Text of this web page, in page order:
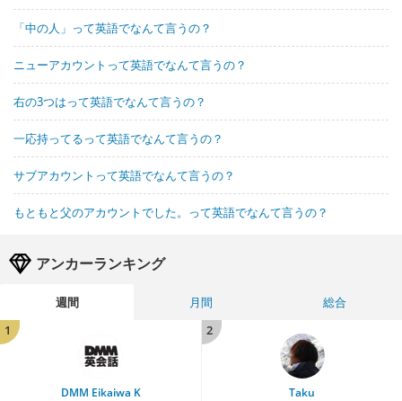
「中の人」って英語でなんて言うの？
ニューアカウントって英語でなんて言うの？
右の3つはって英語でなんて言うの？
一応持ってるって英語でなんて言うの？
サブアカウントって英語でなんて言うの？
もともと父のアカウントでした。って英語でなんて言うの？
アンカーランキング
週間 月間
総合
1
DMM Eikaiwa K
2
Taku